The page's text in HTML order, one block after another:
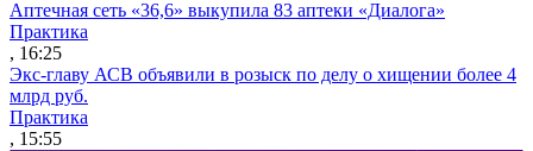
Аптечная сеть «36,6» выкупила 83 аптеки «Диалога»
Практика
, 16:25
Экс-главу АСВ объявили в розыск по делу о хищении более 4
млрд руб.
Практика
, 15:55